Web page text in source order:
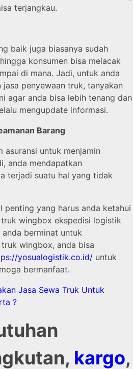
terjangkau.
baik juga biasanya sudah
konsumen bisa melacak
di mana. Jadi, untuk anda
penyewaan truk, tanyakan
agar anda bisa lebih tenang dan
mengupdate informasi.
Barang
asuransi untuk menjamin
anda mendapatkan
terjadi suatu hal yang tidak
penting yang harus anda ketahui
wingbox ekspedisi logistik
berminat untuk
wingbox, anda bisa
yosualogistik.co.id/ untuk
bermanfaat.
Jasa Sewa Truk Untuk
?
kargo,